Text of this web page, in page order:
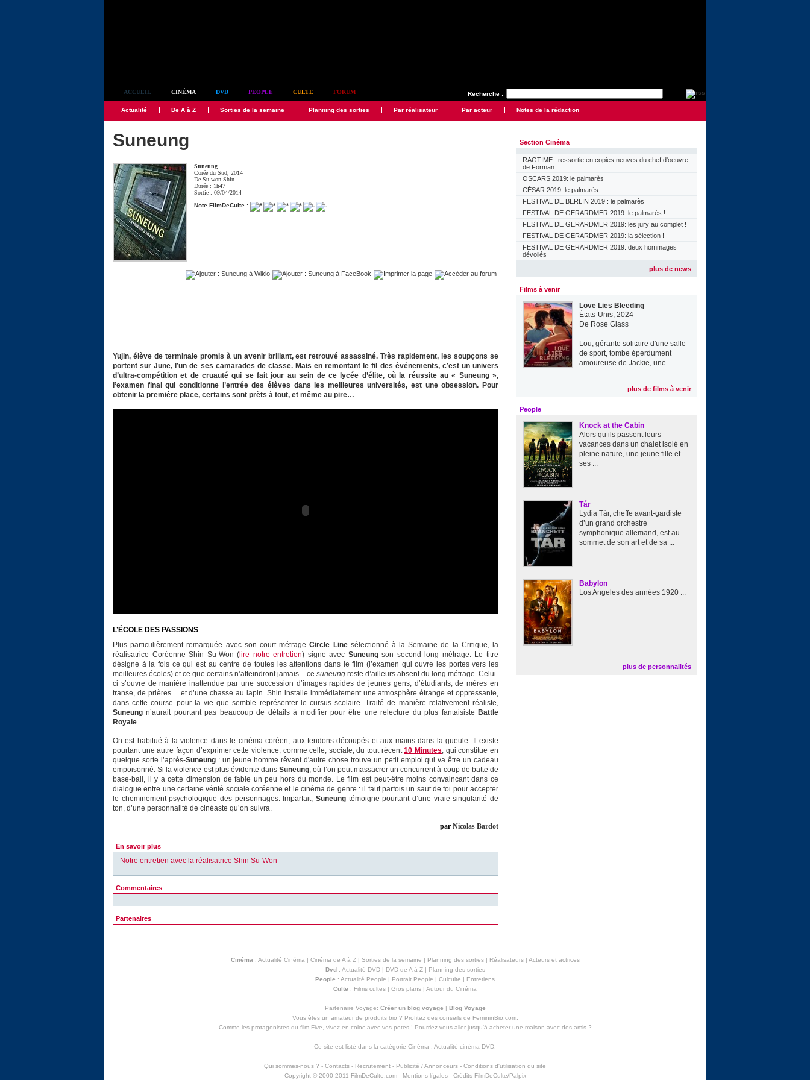
Recherche :
ACCUEIL CINÉMA DVD PEOPLE CULTE FORUM
Actualité De A à Z Sorties de la semaine Planning des sorties Par réalisateur Par acteur Notes de la rédaction
Suneung
Suneung
Corée du Sud, 2014
DeSu-won Shin
Durée : 1h47
Sortie : 09/04/2014
Note FilmDeCulte :
Yujin, élève de terminale promis à un avenir brillant, est retrouvé assassiné. Très rapidement, les soupçons se
portent sur June, l’un de ses camarades de classe. Mais en remontant le fil des événements, c’est un univers
d’ultra-compétition et de cruauté qui se fait jour au sein de ce lycée d’élite, où la réussite au « Suneung »,
l’examen final qui conditionne l’entrée des élèves dans les meilleures universités, est une obsession. Pour
obtenir la première place, certains sont prêts à tout, et même au pire…
L’ÉCOLE DES PASSIONS
Plus particulièrement remarquée avec son court métrageCircle Linesélectionné à la Semaine de la Critique, la
réalisatrice Coréenne Shin Su-Won ( lire notre entretien) signe avec Suneungson second long métrage. Le titre
désigne à la fois ce qui est au centre de toutes les attentions dans le film (l’examen qui ouvre les portes vers les
meilleures écoles) et ce que certains n’atteindront jamais – ce suneung reste d’ailleurs absent du long métrage. Celui-
ci s’ouvre de manière inattendue par une succession d’images rapides de jeunes gens, d’étudiants, de mères en
transe, de prières… et d’une chasse au lapin. Shin installe immédiatement une atmosphère étrange et oppressante,
dans cette course pour la vie que semble représenter le cursus scolaire. Traité de manière relativement réaliste,
Suneung n’aurait pourtant pas beaucoup de détails à modifier pour être une relecture du plus fantaisiste Battle
Royale.
On est habitué à la violence dans le cinéma coréen, aux tendons découpés et aux mains dans la gueule. Il existe
pourtant une autre façon d’exprimer cette violence, comme celle, sociale, du tout récent10 Minutes, qui constitue en
quelque sorte l’après-Suneung: un jeune homme rêvant d'autre chose trouve un petit emploi qui va être un cadeau
empoisonné. Si la violence est plus évidente dansSuneung, où l’on peut massacrer un concurrent à coup de batte de
base-ball, il y a cette dimension de fable un peu hors du monde. Le film est peut-être moins convaincant dans ce
dialogue entre une certaine vérité sociale coréenne et le cinéma de genre : il faut parfois un saut de foi pour accepter
le cheminement psychologique des personnages. Imparfait, Suneung témoigne pourtant d’une vraie singularité de
ton, d’une personnalité de cinéaste qu’on suivra.
par Nicolas Bardot
En savoir plus
Notre entretien avec la réalisatrice Shin Su-Won
Commentaires
Partenaires
Section Cinéma
RAGTIME : ressortie en copies neuves du chef d'oeuvre
de Forman
OSCARS 2019: le palmarès
CÉSAR 2019: le palmarès
FESTIVAL DE BERLIN 2019 : le palmarès
FESTIVAL DE GERARDMER 2019: le palmarès !
FESTIVAL DE GERARDMER 2019: les jury au complet !
FESTIVAL DE GERARDMER 2019: la sélection !
FESTIVAL DE GERARDMER 2019: deux hommages
dévoilés
plus de news
Films à venir
Love Lies Bleeding
États-Unis, 2024
De Rose Glass
Lou, gérante solitaire d'une salle
de sport, tombe éperdument
amoureuse de Jackie, une ...
plus de films à venir
People
Knock at the Cabin
Alors qu’ils passent leurs
vacances dans un chalet isolé en
pleine nature, une jeune fille et
ses ...
Tár
Lydia Tár, cheffe avant-gardiste
d’un grand orchestre
symphonique allemand, est au
sommet de son art et de sa ...
Babylon
Los Angeles des années 1920 ...
plus de personnalités
Cinéma : Actualité Cinéma | Cinéma de A à Z| Sorties de la semaine | Planning des sorties| Réalisateurs| Acteurs et actrices
Dvd: Actualité DVD| DVD de A à Z| Planning des sorties
People : Actualité People | Portrait People | Culculte | Entretiens
Culte : Films cultes | Gros plans | Autour du Cinéma
Partenaire Voyage: Créer un blog voyage | Blog Voyage
Vous êtes un amateur de produits bio ? Profitez des conseils de FemininBio.com.
Comme les protagonistes du film Five, vivez en coloc avec vos potes ! Pourriez-vous aller jusqu'à acheter une maison avec des amis?
Ce site est listé dans la catégorie Cinéma : Actualité cinéma DVD
Qui sommes-nous ? - Contacts - Recrutement - Publicité / Annonceurs - Conditions d'utilisation du site
Copyright © 2000-2011 FilmDeCulte.com - Mentions lŕgales- Crédits FilmDeCulte/Palpix